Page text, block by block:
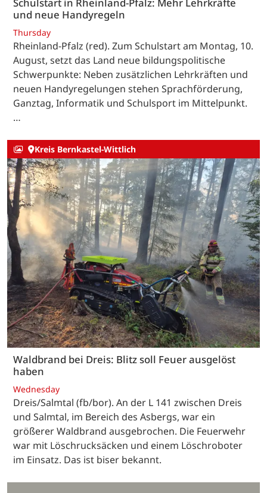
Schulstart in Rheinland-Pfalz: Mehr Lehrkräfte
und neue Handyregeln
Thursday
Rheinland-Pfalz (red). Zum Schulstart am Montag, 10.
August, setzt das Land neue bildungspolitische
Schwerpunkte: Neben zusätzlichen Lehrkräften und
neuen Handyregelungen stehen Sprachförderung,
Ganztag, Informatik und Schulsport im Mittelpunkt.
…
Kreis Bernkastel-Wittlich
Waldbrand bei Dreis: Blitz soll Feuer ausgelöst
haben
Wednesday
Dreis/Salmtal (fb/bor). An der L 141 zwischen Dreis
und Salmtal, im Bereich des Asbergs, war ein
größerer Waldbrand ausgebrochen. Die Feuerwehr
war mit Löschrucksäcken und einem Löschroboter
im Einsatz. Das ist biser bekannt.